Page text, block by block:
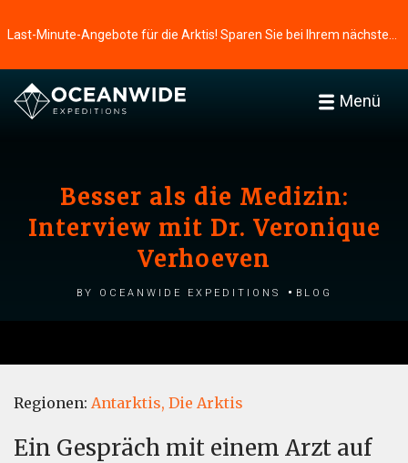
Menü
Besser als die Medizin:
Interview mit Dr. Veronique
Verhoeven
by Oceanwide Expeditions Blog
Regionen: Antarktis, Die Arktis
Ein Gespräch mit einem Arzt auf